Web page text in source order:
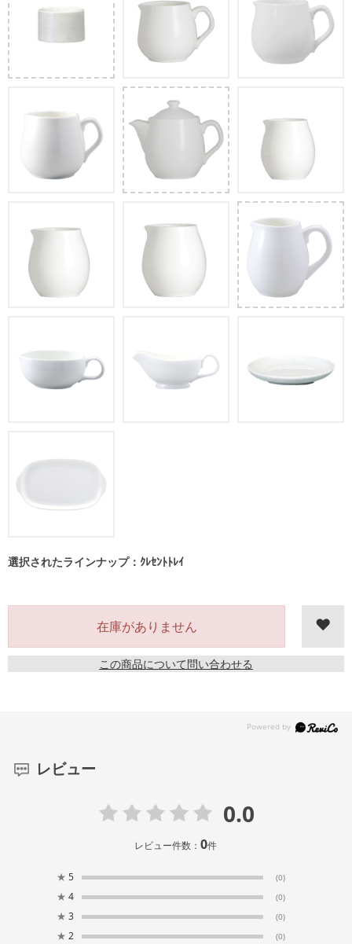
選択されたラインナップ：ｸﾚｾﾝﾄﾄﾚｲ
在庫がありません
この商品について問い合わせる
レビュー
0.0
レビュー件数：0件
★ 5 (0)
★ 4 (0)
★ 3 (0)
★ 2 (0)